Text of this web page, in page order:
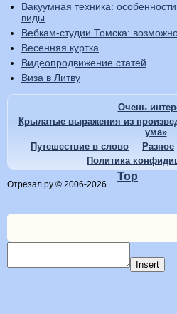
Вакуумная техника:
виды
Вебкам-студии Томска:
Весенняя куртка
Видеопродвижение статей
Виза в Литву
Очень
Крылатые выражения из
ума»
Путешествие в слово
Разное
Политика
Отрезал.ру © 2006-2026
Top
Insert